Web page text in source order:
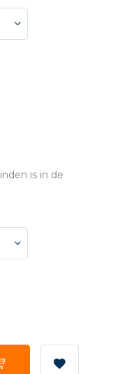
is in de